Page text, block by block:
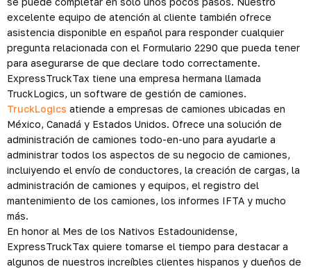
excelente equipo de atención al cliente también ofrece
asistencia disponible en español para responder cualquier
pregunta relacionada con el Formulario 2290 que pueda tener
para asegurarse de que declare todo correctamente.
ExpressTruckTax tiene una empresa hermana llamada
TruckLogics, un software de gestión de camiones.
TruckLogics atiende a empresas de camiones ubicadas en
México, Canadá y Estados Unidos. Ofrece una solución de
administración de camiones todo-en-uno para ayudarle a
administrar todos los aspectos de su negocio de camiones,
incluiyendo el envío de conductores, la creación de cargas, la
administración de camiones y equipos, el registro del
mantenimiento de los camiones, los informes IFTA y mucho
más.
En honor al Mes de los Nativos Estadounidense,
ExpressTruckTax quiere tomarse el tiempo para destacar a
algunos de nuestros increíbles clientes hispanos y dueños de